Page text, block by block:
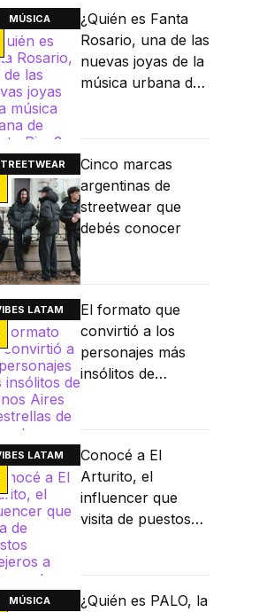
MÚSICA
¿Quién es Fanta
Rosario, una de las
nuevas joyas de la
música urbana de
Cinco marcas
argentinas de
streetwear que
debés conocer
LATAM
El formato que
convirtió a los
personajes más
insólitos de
LATAM
Conocé a El
Arturito, el
influencer que
visita de puestos
MÚSICA
¿Quién es PALO, la